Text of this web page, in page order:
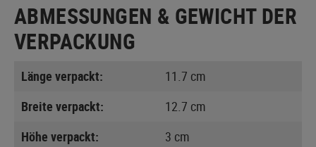
ABMESSUNGEN & GEWICHT DER
VERPACKUNG
Länge verpackt:
11.7 cm
Breite verpackt:
12.7 cm
Höhe verpackt:
3 cm